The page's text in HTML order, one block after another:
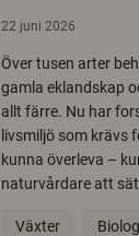
22 juni 2026
Över tusen arter
gamla eklandskap
allt färre. Nu har
livsmiljö som krävs
kunna överleva –
naturvårdare att
Växter